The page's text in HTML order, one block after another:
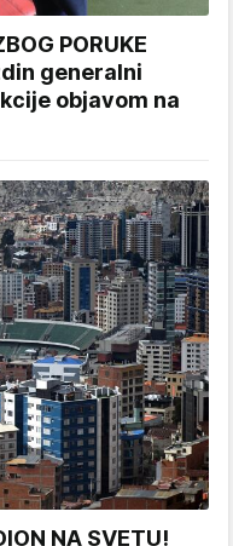
PORUKE
generalni
objavom na
NA SVETU!